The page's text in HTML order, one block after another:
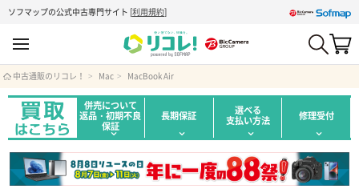
ソフマップの公式中古専門サイト [利用規約]
中古通販のリコレ！ Mac MacBook Air
併売について
返品・初期不良
保証
長期保証 選べる
支払い方法 修理受付